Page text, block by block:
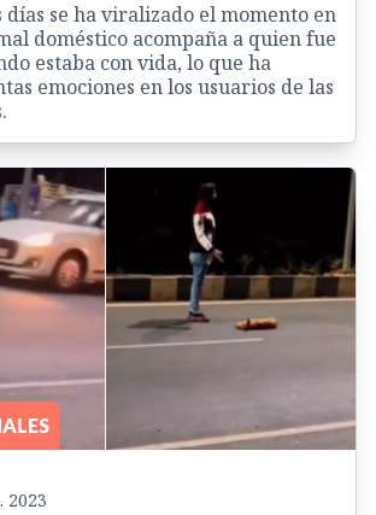
días se ha viralizado el momento en
doméstico acompaña a quien fue
estaba con vida, lo que ha
emociones en los usuarios de las
2023